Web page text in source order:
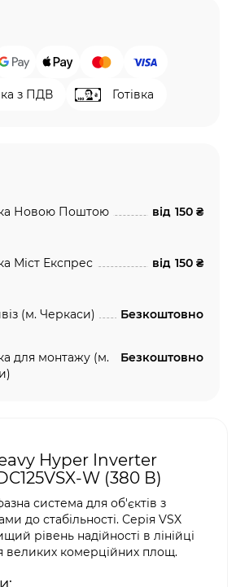
з ПДВ Готівка
Новою Поштою від 150 ₴
Міст Експрес від 150 ₴
(м. Черкаси) Безкоштовно
для монтажу (м.
Безкоштовно
Hyper Inverter
W (380 В)
система для об'єктів з
до стабільності. Серія VSX
рівень надійності в лінійці
великих комерційних площ.